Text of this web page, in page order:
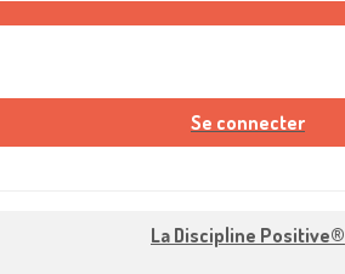
Se connecter
La Discipline Positive®